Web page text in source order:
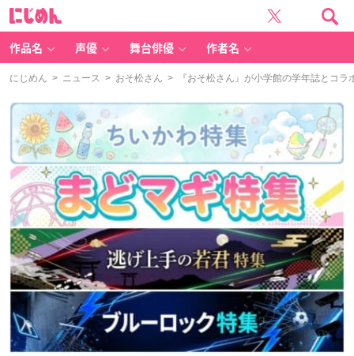
作品名 声優 舞台俳優 作者名
にじめん > ニュース > おそ松さん > 『おそ松さん』が小学館の学年誌とコラ